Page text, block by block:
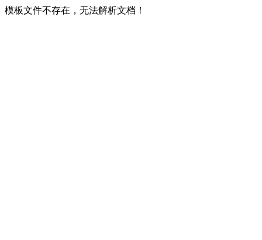
模板文件不存在，无法解析文档！